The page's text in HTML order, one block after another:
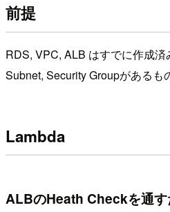
前提
RDS, VPC, ALB はすでに作成
Subnet, Security Groupがあるも
Lambda
ALBのHeath Checkを通す